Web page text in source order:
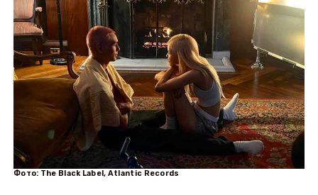
Фото: The Black Label, Atlantic Records